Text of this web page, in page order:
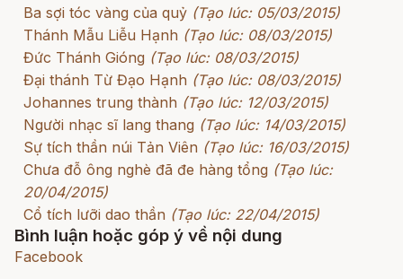
Ba sợi tóc vàng của quỷ (Tạo lúc: 05/03/2015)
Thánh Mẫu Liễu Hạnh (Tạo lúc: 08/03/2015)
Đức Thánh Gióng (Tạo lúc: 08/03/2015)
Đại thánh Từ Đạo Hạnh (Tạo lúc: 08/03/2015)
Johannes trung thành (Tạo lúc: 12/03/2015)
Người nhạc sĩ lang thang (Tạo lúc: 14/03/2015)
Sự tích thần núi Tản Viên (Tạo lúc: 16/03/2015)
Chưa đỗ ông nghè đã đe hàng tổng (Tạo lúc:
20/04/2015)
Cổ tích lưỡi dao thần (Tạo lúc: 22/04/2015)
Bình luận hoặc góp ý về nội dung
Facebook